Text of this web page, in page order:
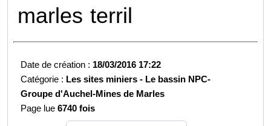
marles terril
Date de création : 18/03/2016 17:22
Catégorie : Les sites miniers - Le bassin NPC-
Groupe d'Auchel-Mines de Marles
Page lue6740 fois